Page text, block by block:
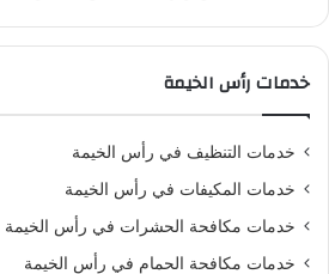
خدمات رأس الخيمة
خدمات التنظيف في رأس الخيمة
خدمات المكيفات في رأس الخيمة
خدمات مكافحة الحشرات في رأس الخيمة
خدمات مكافحة الحمام في رأس الخيمة